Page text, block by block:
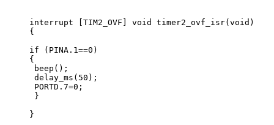
interrupt [TIM2_OVF] void timer2_ovf_isr(void)
{
if (PINA.1==0)
{
beep();
delay_ms(50);
PORTD.7=0;
}
}